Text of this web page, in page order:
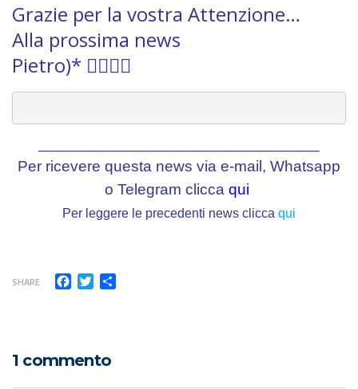
Grazie per la vostra Attenzione…
Alla prossima news
Pietro)* 🙋🏻‍♂️✨
Per ricevere questa news via e-mail, Whatsapp
o Telegram clicca qui
Per leggere le precedenti news clicca qui
SHARE Facebook
Twitter
1 commento